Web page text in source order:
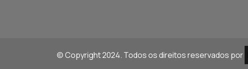
© Copyright 2024. Todos os direitos reservados por